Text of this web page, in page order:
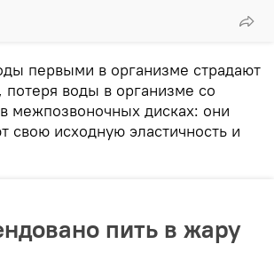
первыми в организме страдают
воды в организме со
межпозвоночных дисках: они
свою исходную эластичность и
пить в жару